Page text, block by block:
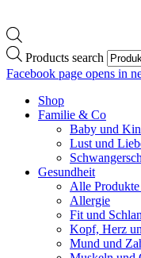
Products search
Facebook page opens in
Shop
Familie & Co
Baby und
Lust und
Gesundheit
Alle
Allergie
Fit und
Kopf, Herz
Mund und